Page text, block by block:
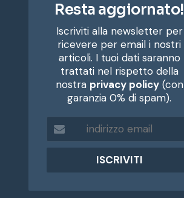
Resta aggiornato!
Iscriviti alla newsletter per
ricevere per email i nostri
articoli. I tuoi dati saranno
trattati nel rispetto della
nostra privacy policy(con
garanzia 0% di spam).
d
r